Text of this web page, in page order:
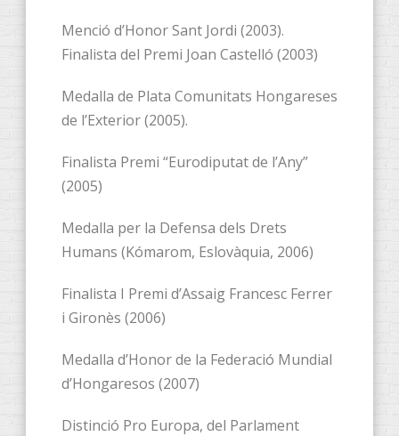
Menció d’Honor Sant Jordi (2003).
Finalista del Premi Joan Castelló (2003)
Medalla de Plata Comunitats Hongareses
de l’Exterior (2005).
Finalista Premi “Eurodiputat de l’Any”
(2005)
Medalla per la Defensa dels Drets
Humans (Kómarom, Eslovàquia, 2006)
Finalista I Premi d’Assaig Francesc Ferrer
i Gironès (2006)
Medalla d’Honor de la Federació Mundial
d’Hongaresos (2007)
Distinció Pro Europa, del Parlament